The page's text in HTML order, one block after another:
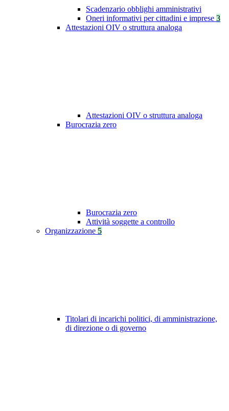
Scadenzario obblighi amministrativi
Oneri informativi per cittadini e imprese 3
Attestazioni OIV o struttura analoga
Attestazioni OIV o struttura analoga
Burocrazia zero
Burocrazia zero
Attività soggette a controllo
Organizzazione 5
Titolari di incarichi politici, di amministrazione,
di direzione o di governo